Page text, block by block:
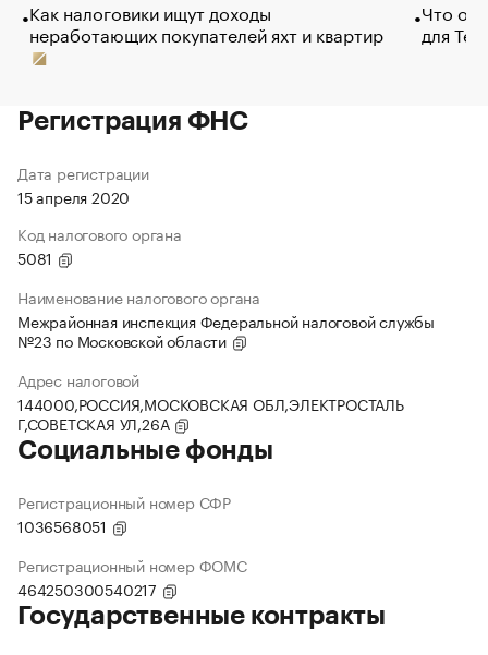
Как налоговики ищут доходы
неработающих покупателей яхт и квартир
Что
для
Регистрация ФНС
Дата регистрации
15 апреля 2020
Код налогового органа
5081
Наименование налогового органа
Межрайонная инспекция Федеральной налоговой службы
№23 по Московской области
Адрес налоговой
144000,РОССИЯ,МОСКОВСКАЯ ОБЛ,ЭЛЕКТРОСТАЛЬ
Г,СОВЕТСКАЯ УЛ,26А
Социальные фонды
Регистрационный номер СФР
1036568051
Регистрационный номер ФОМС
464250300540217
Государственные контракты